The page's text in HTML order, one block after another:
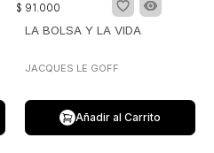
$ 91.000
LA BOLSA Y LA VIDA
JACQUES LE GOFF
Añadir al Carrito